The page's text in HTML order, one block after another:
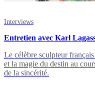
Interviews
Entretien avec Karl
Le célèbre sculpteur
et la magie du destin au
de la sincérité.